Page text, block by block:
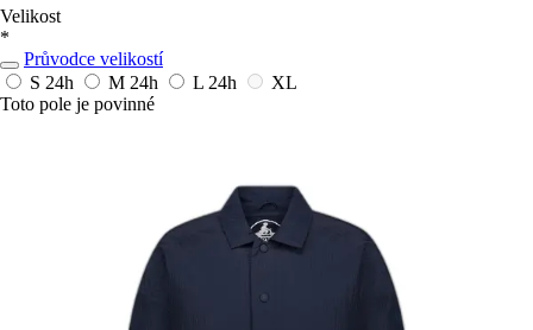
Velikost
*
Průvodce velikostí
S 24h M 24h L 24h
XL
Toto pole je povinné